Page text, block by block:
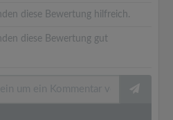
diese Bewertung hilfreich.
diese Bewertung gut